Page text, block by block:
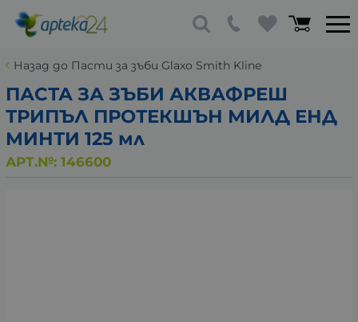
Назад до Пасти за зъби Glaxo Smith Kline
ПАСТА ЗА ЗЪБИ АКВАФРЕШ
ТРИПЪЛ ПРОТЕКШЪН МИЛД ЕНД
МИНТИ 125 мл
АРТ.№: 146600